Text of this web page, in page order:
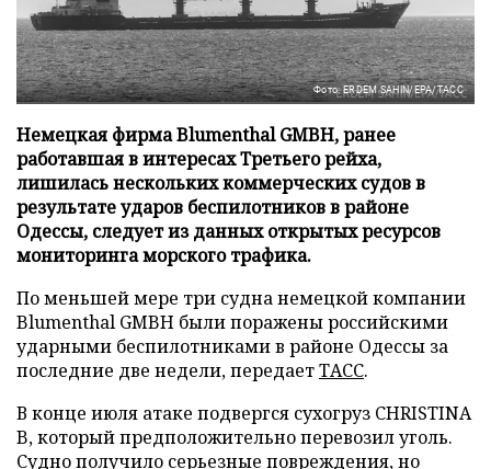
Фото: ERDEM SAHIN/EPA/ТАСС
Немецкая фирма Blumenthal GMBH, ранее
работавшая в интересах Третьего рейха,
лишилась нескольких коммерческих судов в
результате ударов беспилотников в районе
Одессы, следует из данных открытых ресурсов
мониторинга морского трафика.
По меньшей мере три судна немецкой компании
Blumenthal GMBH были поражены российскими
ударными беспилотниками в районе Одессы за
последние две недели, передаетТАСС.
В конце июля атаке подвергся сухогруз CHRISTINA
B, который предположительно перевозил уголь.
Судно получило серьезные повреждения, но